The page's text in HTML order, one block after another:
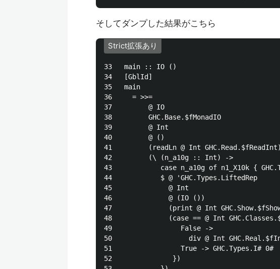
そしてダンプした結果がこちら
Strict拡張あり
33   main :: IO ()
34   [GblId]
35   main
36     = >>=
37         @ IO
38         GHC.Base.$fMonadIO
39         @ Int
40         @ ()
41         (readLn @ Int GHC.Read.$fReadInt)
42         (\ (n_a10g :: Int) ->
43            case n_a10g of n1_X10k {
44            $ @ 'GHC.Types.LiftedRep
45              @ Int
46              @ (IO ())
47              (print @ Int
48              (case == @ Int
49                 False ->
50                   div @ Int
51                 True -> GHC.Types.I# 0#
52               })